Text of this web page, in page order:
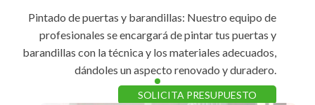
Pintado de puertas y barandillas: Nuestro equipo de
profesionales se encargará de pintar tus puertas y
barandillas con la técnica y los materiales adecuados,
dándoles un aspecto renovado y duradero.
SOLICITA PRESUPUESTO